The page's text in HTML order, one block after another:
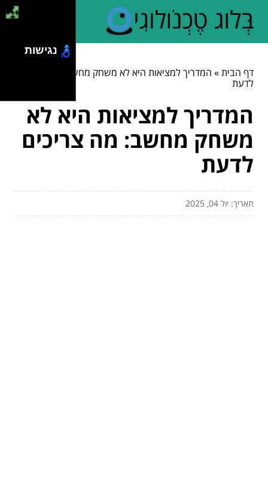
דף הבית» המדריך למציאות היא לא משחק מחשב: מה צריכים
לדעת
המדריך למציאות היא לא
משחק מחשב: מה צריכים
לדעת
תאריך: יול 04, 2025
נגישות